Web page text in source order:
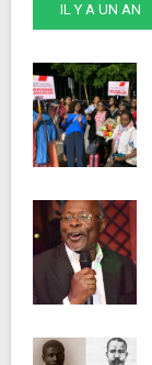
IL Y A UN AN